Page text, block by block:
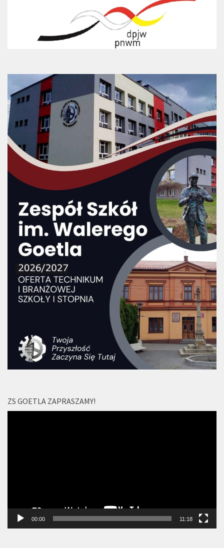
ZS GOETLA ZAPRASZAMY!
00:00 11:18